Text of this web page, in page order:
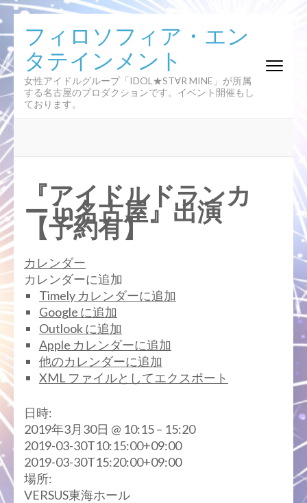
ン
テ
ン
ツ
へ
キ
プ
(Enter
を
押
す)
フィロソフィア・エン
タテインメント
女性アイドルグループ「IDOL★ST∀R MINE」が所属
する名古屋のプロダクションです。イベント開催もし
ております。
『アイドルドランカ
ー in名古屋』出演
【予約有】
カレンダー
カレンダーに追加
Timely カレンダーに追加
Google に追加
Outlook に追加
Apple カレンダーに追加
他のカレンダーに追加
XML ファイルとしてエクスポート
日時:
2019年3月30日 @ 10:15 – 15:20
2019-03-30T10:15:00+09:00
2019-03-30T15:20:00+09:00
場所:
VERSUS東海ホール